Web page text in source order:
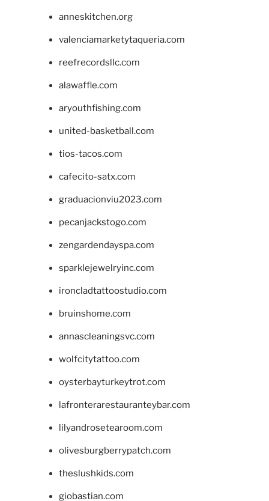
anneskitchen.org
valenciamarketytaqueria.com
reefrecordsllc.com
alawaffle.com
aryouthfishing.com
united-basketball.com
tios-tacos.com
cafecito-satx.com
graduacionviu2023.com
pecanjackstogo.com
zengardendayspa.com
sparklejewelryinc.com
ironcladtattoostudio.com
bruinshome.com
annascleaningsvc.com
wolfcitytattoo.com
oysterbayturkeytrot.com
lafronterarestauranteybar.com
lilyandrosetearoom.com
olivesburgberrypatch.com
theslushkids.com
giobastian.com